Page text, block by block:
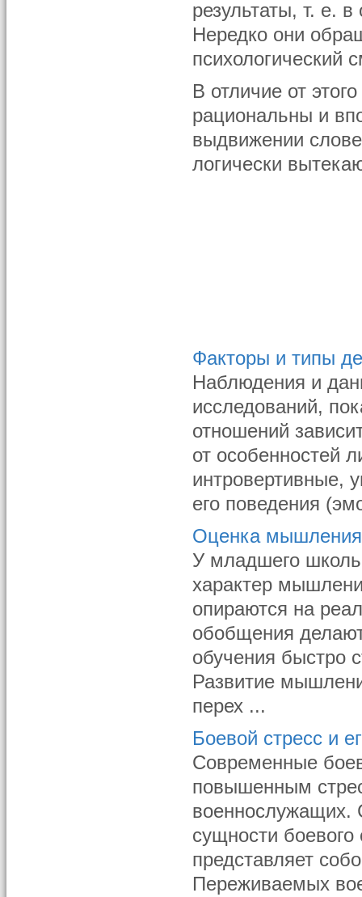
результаты, т. е.
Нередко они
психологический
В отличие от
рациональны и
выдвижении
логически
Факторы и типы
Наблюдения и
исследований,
отношений
от особенностей
интровертивные,
его поведения
Оценка
У младшего
характер
опираются на
обобщения
обучения быстро
Развитие
перех ...
Боевой стресс и
Современные
повышенным
военнослужащих.
сущности
представляет
Переживаемых